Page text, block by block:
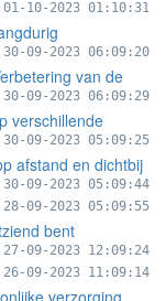
01-10-2023 01:10:31
30-09-2023 06:09:20
van de
30-09-2023 06:09:29
verschillende
30-09-2023 05:09:25
afstand en dichtbij
30-09-2023 05:09:44
28-09-2023 05:09:55
bent
27-09-2023 12:09:24
26-09-2023 11:09:14
verzorging